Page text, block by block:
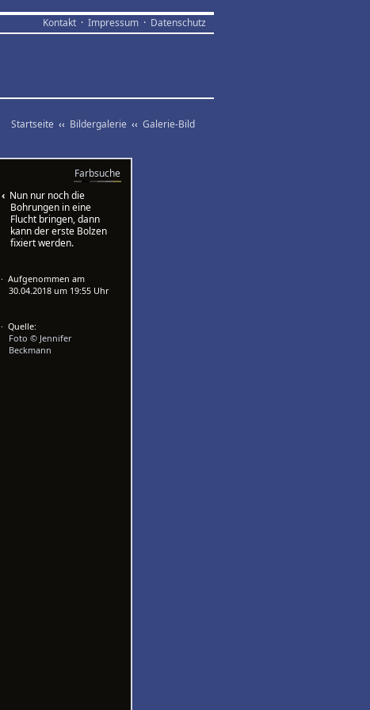
Kontakt · Impressum · Datenschutz
Startseite ‹‹ Bildergalerie ‹‹ Galerie-Bild
Farbsuche
‹ Nun nur noch die
Bohrungen in eine
Flucht bringen, dann
kann der erste Bolzen
fixiert werden.
· Aufgenommen am
30.04.2018 um 19:55 Uhr
· Quelle:
Foto © Jennifer
Beckmann